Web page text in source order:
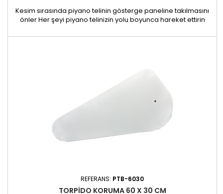
Kesim sırasında piyano telinin gösterge paneline takılmasını
önler Her şeyi piyano telinizin yolu boyunca hareket ettirin
REFERANS: PTB-6030
TORPIDO KORUMA 60 X 30 CM